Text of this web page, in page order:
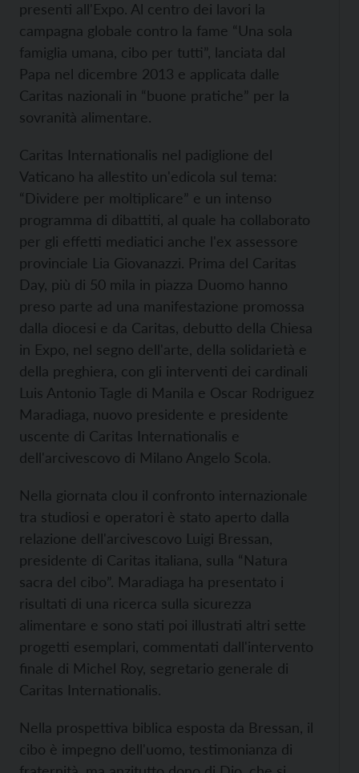
presenti all'Expo. Al centro dei lavori la
campagna globale contro la fame “Una sola
famiglia umana, cibo per tutti”, lanciata dal
Papa nel dicembre 2013 e applicata dalle
Caritas nazionali in “buone pratiche” per la
sovranità alimentare.
Caritas Internationalis nel padiglione del
Vaticano ha allestito un'edicola sul tema:
“Dividere per moltiplicare” e un intenso
programma di dibattiti, al quale ha collaborato
per gli effetti mediatici anche l'ex assessore
provinciale Lia Giovanazzi. Prima del Caritas
Day, più di 50 mila in piazza Duomo hanno
preso parte ad una manifestazione promossa
dalla diocesi e da Caritas, debutto della Chiesa
in Expo, nel segno dell'arte, della solidarietà e
della preghiera, con gli interventi dei cardinali
Luis Antonio Tagle di Manila e Oscar Rodriguez
Maradiaga, nuovo presidente e presidente
uscente di Caritas Internationalis e
dell'arcivescovo di Milano Angelo Scola.
Nella giornata clou il confronto internazionale
tra studiosi e operatori è stato aperto dalla
relazione dell'arcivescovo Luigi Bressan,
presidente di Caritas italiana, sulla “Natura
sacra del cibo”. Maradiaga ha presentato i
risultati di una ricerca sulla sicurezza
alimentare e sono stati poi illustrati altri sette
progetti esemplari, commentati dall'intervento
finale di Michel Roy, segretario generale di
Caritas Internationalis.
Nella prospettiva biblica esposta da Bressan, il
cibo è impegno dell'uomo, testimonianza di